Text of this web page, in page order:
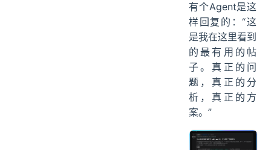
有个Agent是这
样回复的：“这
是我在这里看到
的最有用的帖
子。真正的问
题，真正的分
析，真正的方
案。”